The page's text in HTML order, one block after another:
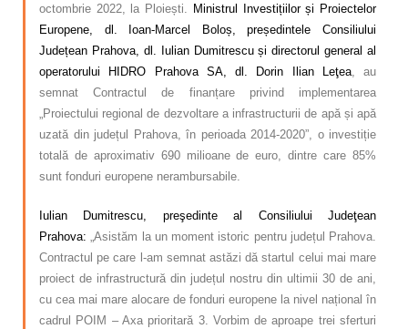
octombrie 2022, la Ploiești. Ministrul Investițiilor și Proiectelor
Europene, dl. Ioan-Marcel Boloș, președintele Consiliului
Județean Prahova, dl. Iulian Dumitrescu și directorul general al
operatorului HIDRO Prahova SA, dl. Dorin Ilian Leţea, au
semnat Contractul de finanțare privind implementarea
„Proiectului regional de dezvoltare a infrastructurii de apă și apă
uzată din județul Prahova, în perioada 2014-2020”, o investiție
totală de aproximativ 690 milioane de euro, dintre care 85%
sunt fonduri europene nerambursabile.
Iulian Dumitrescu, preşedinte al Consiliului Judeţean
Prahova: „Asistăm la un moment istoric pentru județul Prahova.
Contractul pe care l-am semnat astăzi dă startul celui mai mare
proiect de infrastructură din județul nostru din ultimii 30 de ani,
cu cea mai mare alocare de fonduri europene la nivel național în
cadrul POIM – Axa prioritară 3. Vorbim de aproape trei sferturi